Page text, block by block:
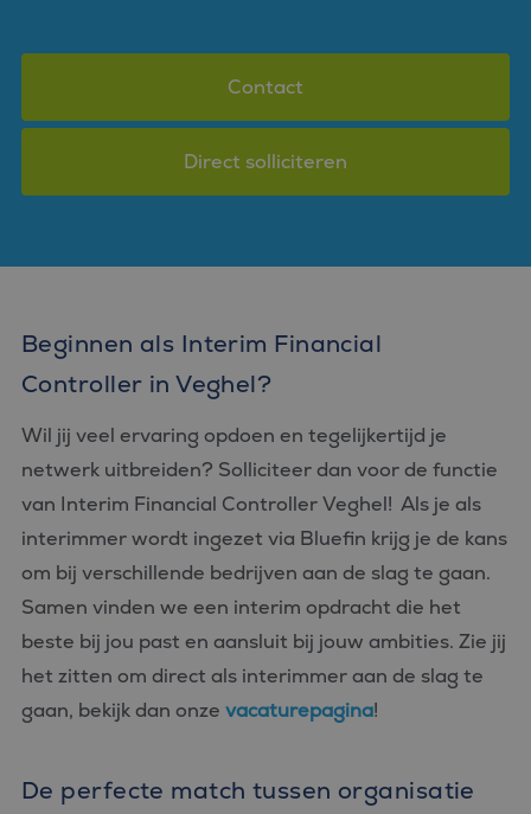
Contact
Direct solliciteren
Beginnen als Interim Financial
Controller in Veghel?
Wil jij veel ervaring opdoen en tegelijkertijd je
netwerk uitbreiden? Solliciteer dan voor de functie
van Interim Financial Controller Veghel! Als je als
interimmer wordt ingezet via Bluefin krijg je de kans
om bij verschillende bedrijven aan de slag te gaan.
Samen vinden we een interim opdracht die het
beste bij jou past en aansluit bij jouw ambities. Zie jij
het zitten om direct als interimmer aan de slag te
gaan, bekijk dan onze vacaturepagina!
De perfecte match tussen organisatie